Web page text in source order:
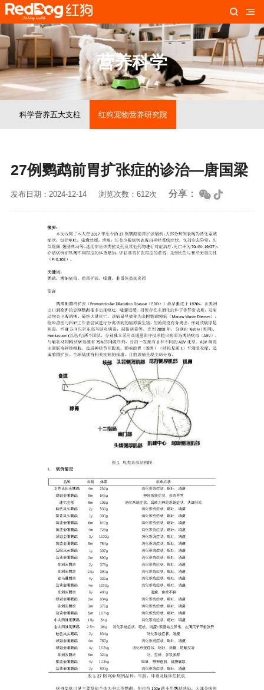
营养科学
科学营养五大支柱 红狗宠物营养研究院
27例鹦鹉前胃扩张症的诊治—唐国梁
发布日期：2024-12-14 浏览次数：612次 分享：